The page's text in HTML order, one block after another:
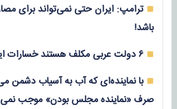
ترامپ: ایران حتی نمی‌تواند برای
باشد!
۶ دولت عربی مکلف هستند خسارات ایران را جبران کنند
با نماینده‌ای که آب به آسیاب دشمن
صرف «نماینده مجلس بودن» موجب